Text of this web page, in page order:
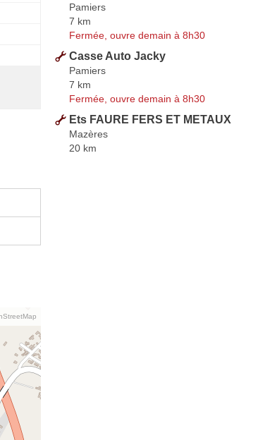
Pamiers
7 km
Fermée, ouvre demain à 8h30
Casse Auto Jacky
Pamiers
7 km
Fermée, ouvre demain à 8h30
Ets FAURE FERS ET METAUX
Mazères
20 km